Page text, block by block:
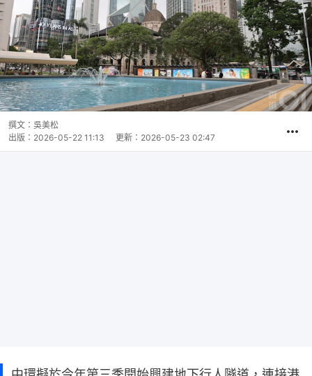
撰文： 吳美松
出版： 2026-05-22 11:13 更新： 2026-05-23 02:47